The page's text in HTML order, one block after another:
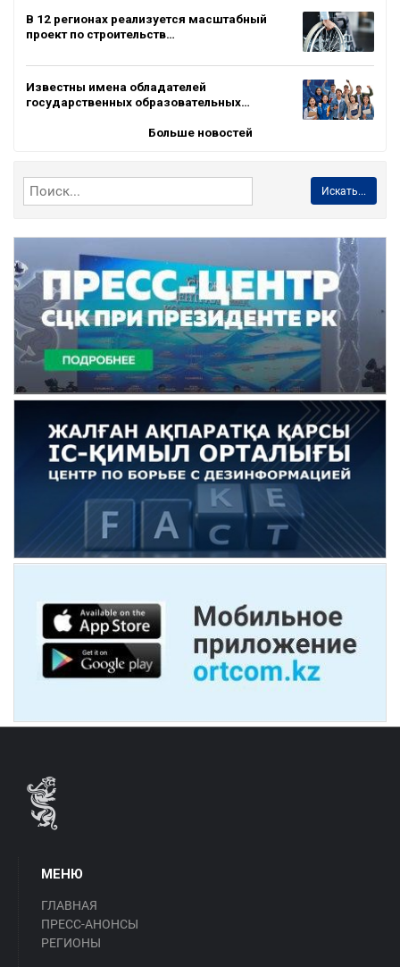
В 12 регионах реализуется масштабный
проект по строительств…
Известны имена обладателей
государственных образовательных…
Больше новостей
Искать...
МЕНЮ
ГЛАВНАЯ
ПРЕСС-АНОНСЫ
РЕГИОНЫ